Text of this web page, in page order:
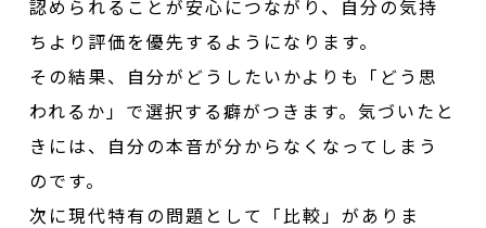
認められることが安心につながり、自分の気持
ちより評価を優先するようになります。
その結果、自分がどうしたいかよりも「どう思
われるか」で選択する癖がつきます。気づいたと
きには、自分の本音が分からなくなってしまう
のです。
次に現代特有の問題として「比較」がありま